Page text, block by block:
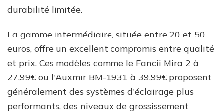
durabilité limitée.
La gamme intermédiaire, située entre 20 et 50
euros, offre un excellent compromis entre qualité
et prix. Ces modèles comme le Fancii Mira 2 à
27,99€ ou l'Auxmir BM-1931 à 39,99€ proposent
généralement des systèmes d'éclairage plus
performants, des niveaux de grossissement